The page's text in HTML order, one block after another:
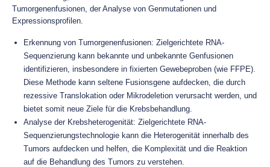
Tumorgenenfusionen, der Analyse von Genmutationen und
Expressionsprofilen.
Erkennung von Tumorgenenfusionen: Zielgerichtete RNA-
Sequenzierung kann bekannte und unbekannte Genfusionen
identifizieren, insbesondere in fixierten Gewebeproben (wie FFPE).
Diese Methode kann seltene Fusionsgene aufdecken, die durch
rezessive Translokation oder Mikrodeletion verursacht werden, und
bietet somit neue Ziele für die Krebsbehandlung.
Analyse der Krebsheterogenität: Zielgerichtete RNA-
Sequenzierungstechnologie kann die Heterogenität innerhalb des
Tumors aufdecken und helfen, die Komplexität und die Reaktion
auf die Behandlung des Tumors zu verstehen.